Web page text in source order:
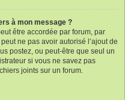
à mon message ?
être accordée par forum, par
ne pas avoir autorisé l’ajout de
postez, ou peut-être que seul un
si vous ne savez pas
joints sur un forum.